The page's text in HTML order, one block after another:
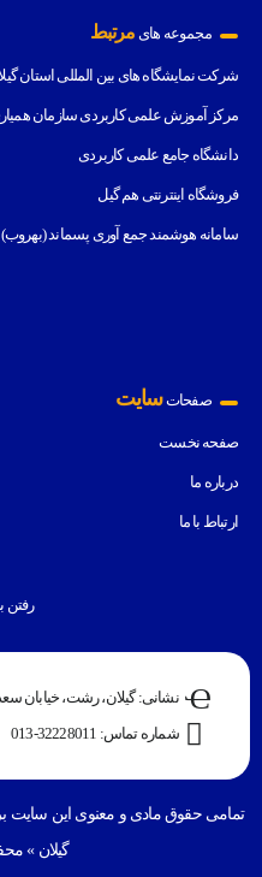
مجموعه های مرتبط
شرکت نمایشگاه های بین المللی استان
مرکز آموزش علمی کاربردی سازمان
دانشگاه جامع علمی کاربردی
فروشگاه اینترنتی هم گیل
سامانه هوشمند جمع آوری پسماند (بهروب)
صفحاتسایت
صفحه نخست
درباره ما
ارتباط با ما
رفتن
نشانی: گیلان، رشت، خیابان
شماره تماس: 32228011-013
تمامی حقوق مادی و معنوی این سایت
گیلان »